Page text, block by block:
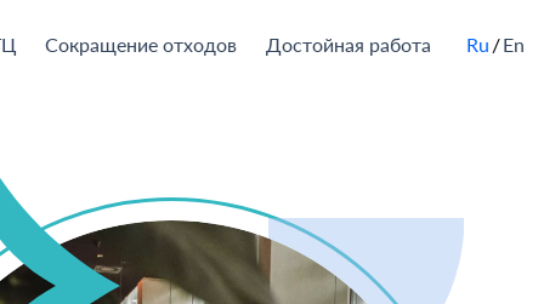
Сокращение отходов Достойная работа Ru En